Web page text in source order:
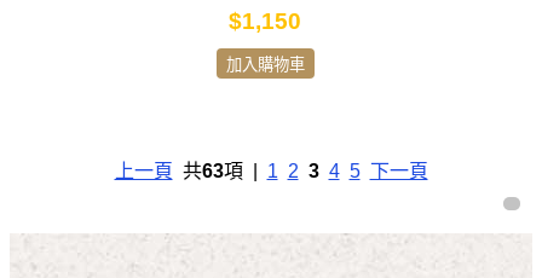
$1,150
加入購物車
上一頁 共63項 | 1 2 3 4 5 下一頁